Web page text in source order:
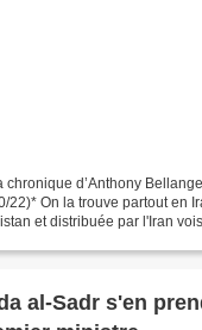
chronique d’Anthony
22)* On la trouve partout en
et distribuée par l'Iran
al-Sadr s'en